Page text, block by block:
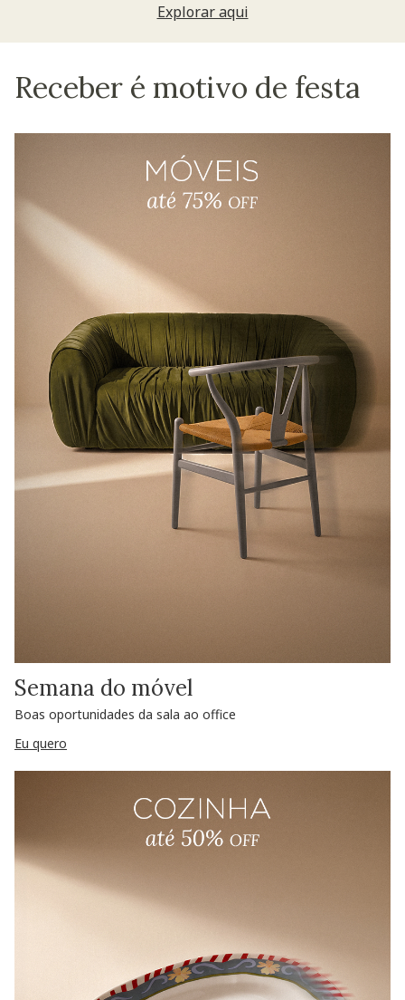
Explorar aqui
Receber é motivo de festa
Semana do móvel
Boas oportunidades da sala ao office
Eu quero